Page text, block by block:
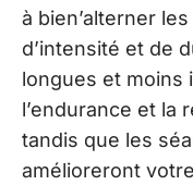
à bien’alterner
d’intensité et de
longues et moins
l’endurance et la
tandis que les
amélioreront